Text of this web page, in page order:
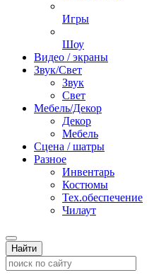
Игры
Шоу
Видео / экраны
Звук/Свет
Звук
Свет
Мебель/Декор
Декор
Мебель
Сцена / шатры
Разное
Инвентарь
Костюмы
Тех.обеспечение
Чилаут
Найти